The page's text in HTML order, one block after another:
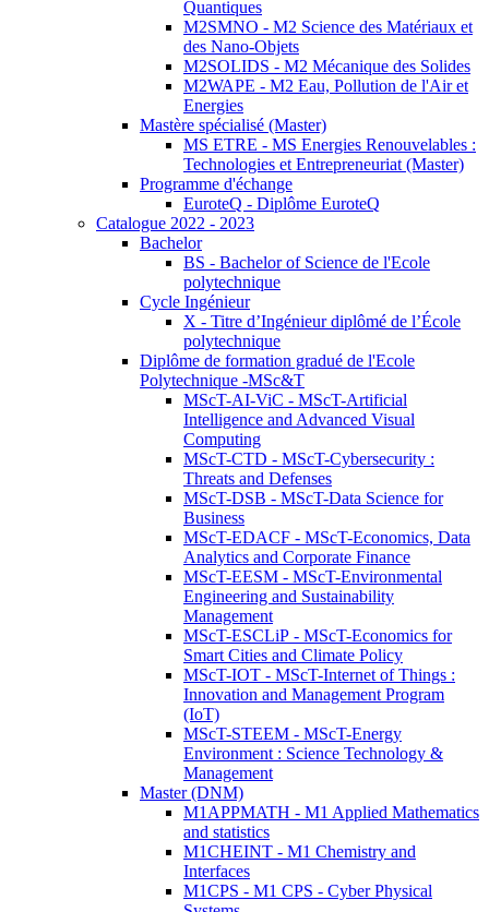
Quantiques
M2SMNO - M2 Science des Matériaux et
des Nano-Objets
M2SOLIDS - M2 Mécanique des Solides
M2WAPE - M2 Eau, Pollution de l'Air et
Energies
Mastère spécialisé (Master)
MS ETRE - MS Energies Renouvelables :
Technologies et Entrepreneuriat (Master)
Programme d'échange
EuroteQ - Diplôme EuroteQ
Catalogue 2022 - 2023
Bachelor
BS - Bachelor of Science de l'Ecole
polytechnique
Cycle Ingénieur
X - Titre d’Ingénieur diplômé de l’École
polytechnique
Diplôme de formation gradué de l'Ecole
Polytechnique -MSc&T
MScT-AI-ViC - MScT-Artificial
Intelligence and Advanced Visual
Computing
MScT-CTD - MScT-Cybersecurity :
Threats and Defenses
MScT-DSB - MScT-Data Science for
Business
MScT-EDACF - MScT-Economics, Data
Analytics and Corporate Finance
MScT-EESM - MScT-Environmental
Engineering and Sustainability
Management
MScT-ESCLiP - MScT-Economics for
Smart Cities and Climate Policy
MScT-IOT - MScT-Internet of Things :
Innovation and Management Program
(IoT)
MScT-STEEM - MScT-Energy
Environment : Science Technology &
Management
Master (DNM)
M1APPMATH - M1 Applied Mathematics
and statistics
M1CHEINT - M1 Chemistry and
Interfaces
M1CPS - M1 CPS - Cyber Physical